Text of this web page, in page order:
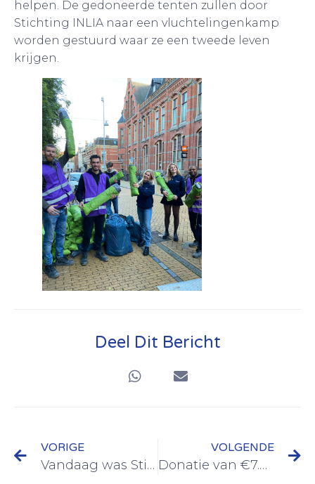
helpen. De gedoneerde tenten zullen door
Stichting INLIA naar een vluchtelingenkamp
worden gestuurd waar ze een tweede leven
krijgen.
Deel Dit Bericht
VORIGE
Vandaag was Stichting STAR bij het dierenasiel in Zuidwolde!
VOLGENDE
Donatie van €7.452,- aan Movember!